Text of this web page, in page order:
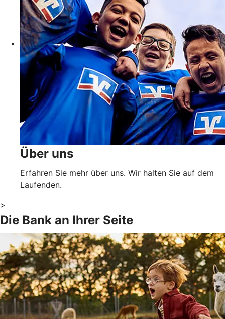
Über uns
Erfahren Sie mehr über uns. Wir halten Sie auf dem
Laufenden.
>
Die Bank an Ihrer Seite